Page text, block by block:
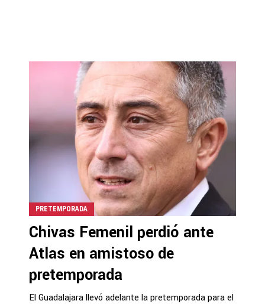
PRETEMPORADA
Chivas Femenil perdió ante
Atlas en amistoso de
pretemporada
El Guadalajara llevó adelante la pretemporada para el